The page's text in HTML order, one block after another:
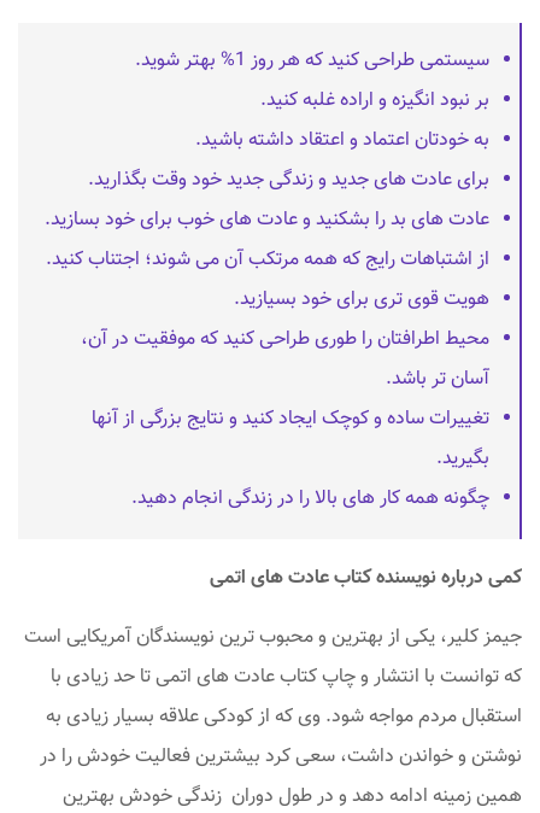
سیستمی طراحی کنید که هر روز 1% بهتر شوید.
بر نبود انگیزه و اراده غلبه کنید.
به خودتان اعتماد و اعتقاد داشته باشید.
برای عادت های جدید و زندگی جدید خود وقت بگذارید.
عادت های بد را بشکنید و عادت های خوب برای خود بسازید.
از اشتباهات رایج که همه مرتکب آن می شوند؛ اجتناب کنید.
هویت قوی تری برای خود بسیازید.
محیط اطرافتان را طوری طراحی کنید که موفقیت در آن،
آسان تر باشد.
تغییرات ساده و کوچک ایجاد کنید و نتایج بزرگی از آنها
بگیرید.
چگونه همه کار های بالا را در زندگی انجام دهید.
کمی درباره نویسنده کتاب عادت های اتمی
جیمز کلیر، یکی از بهترین و محبوب ترین نویسندگان آمریکایی است
که توانست با انتشار و چاپ کتاب عادت های اتمی تا حد زیادی با
استقبال مردم مواجه شود. وی که از کودکی علاقه بسیار زیادی به
نوشتن و خواندن داشت، سعی کرد بیشترین فعالیت خودش را در
همین زمینه ادامه دهد و در طول دوران زندگی خودش بهترین